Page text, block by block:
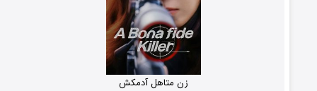
زن متاهل آدمکش